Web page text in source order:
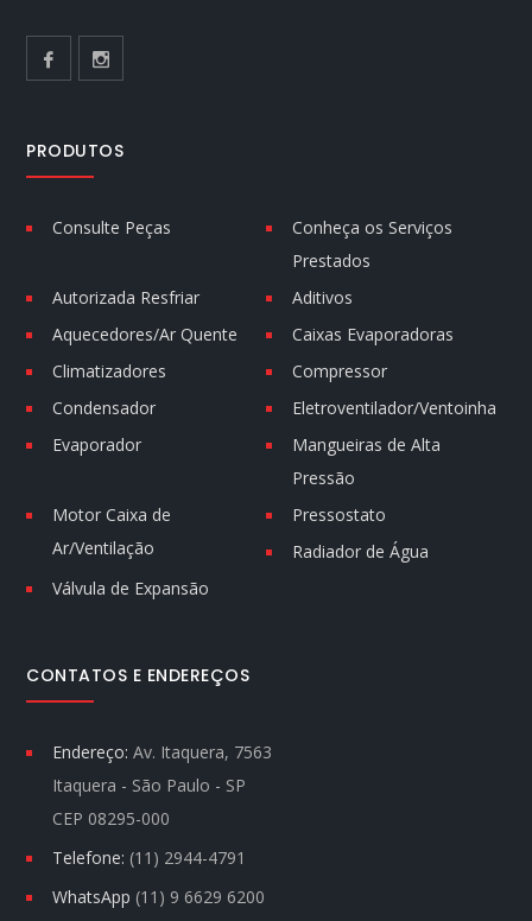
PRODUTOS
Consulte Peças
Conheça os Serviços
Prestados
Autorizada Resfriar
Aditivos
Aquecedores/Ar Quente
Caixas Evaporadoras
Climatizadores
Compressor
Condensador
Eletroventilador/Ventoinha
Evaporador
Mangueiras de Alta
Pressão
Motor Caixa de
Ar/Ventilação
Pressostato
Radiador de Água
Válvula de Expansão
CONTATOS E ENDEREÇOS
Endereço: Av. Itaquera, 7563
Itaquera - São Paulo - SP
CEP 08295-000
Telefone: (11) 2944-4791
WhatsApp (11) 9 6629 6200